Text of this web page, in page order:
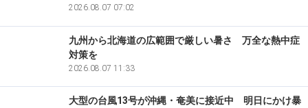
0.0
2026.08.07 07:02
九州から北海道の広範囲で厳しい暑さ 万全な熱中症
対策を
2026.08.07 11:33
大型の台風13号が沖縄・奄美に接近中 明日にかけ暴